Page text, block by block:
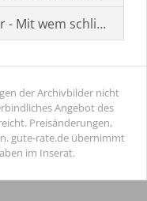
Mit wem schließe ich
der Archivbilder nicht
Angebot des
Preisänderungen,
gute-rate.de übernimmt
im Inserat.